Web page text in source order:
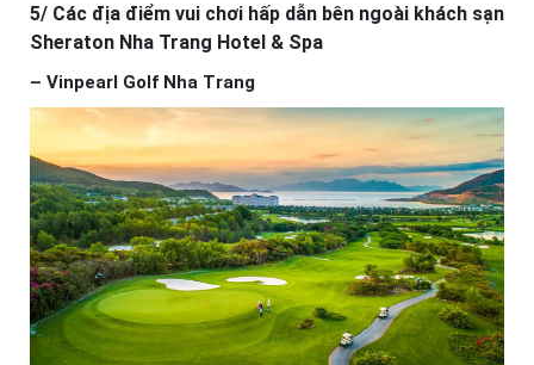
5/ Các địa điểm vui chơi hấp dẫn bên ngoài khách sạn
Sheraton Nha Trang Hotel & Spa
– Vinpearl Golf Nha Trang